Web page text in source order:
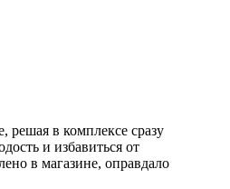
в комплексе сразу
и избавиться от
в магазине, оправдало